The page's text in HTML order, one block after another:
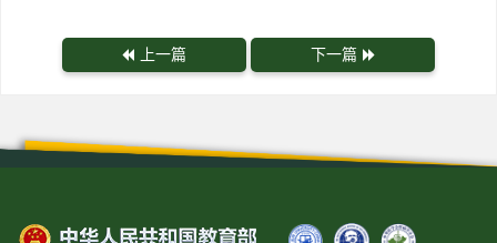
上一篇 下一篇